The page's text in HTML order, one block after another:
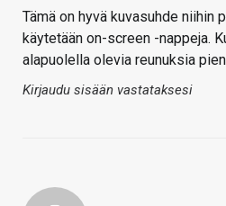
Tämä on hyvä kuvasuhde niihin
käytetään on-screen -nappeja.
alapuolella olevia reunuksia
Kirjaudu sisään vastataksesi